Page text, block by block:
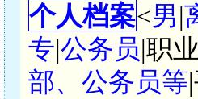
个人档案<男|
专|公务员|职
部、公务员等